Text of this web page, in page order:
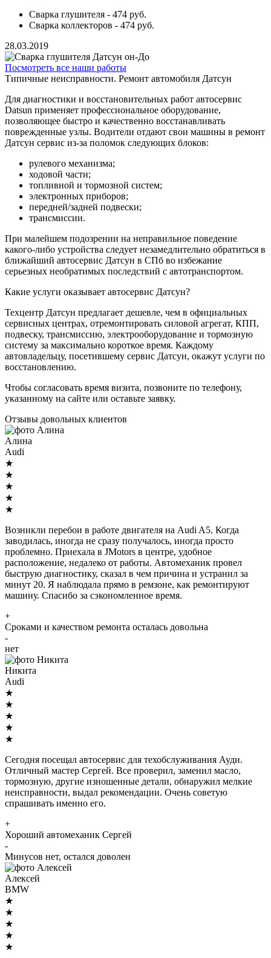
Сварка глушителя - 474 руб.
Сварка коллекторов - 474 руб.
28.03.2019
Посмотреть все наши работы
Типичные неисправности. Ремонт автомобиля Датсун
Для диагностики и восстановительных работ автосервис
Datsun применяет профессиональное оборудование,
позволяющее быстро и качественно восстанавливать
поврежденные узлы. Водители отдают свои машины в ремонт
Датсун сервис из-за поломок следующих блоков:
рулевого механизма;
ходовой части;
топливной и тормозной систем;
электронных приборов;
передней/задней подвески;
трансмиссии.
При малейшем подозрении на неправильное поведение
какого-либо устройства следует незамедлительно обратиться в
ближайший автосервис Датсун в СПб во избежание
серьезных необратимых последствий с автотранспортом.
Какие услуги оказывает автосервис Датсун?
Техцентр Датсун предлагает дешевле, чем в официальных
сервисных центрах, отремонтировать силовой агрегат, КПП,
подвеску, трансмиссию, электрооборудование и тормозную
систему за максимально короткое время. Каждому
автовладельцу, посетившему сервис Датсун, окажут услуги по
восстановлению.
Чтобы согласовать время визита, позвоните по телефону,
указанному на сайте или оставьте заявку.
Отзывы довольных клиентов
Алина
Audi
★
★
★
★
★
Возникли перебои в работе двигателя на Audi A5. Когда
заводилась, иногда не сразу получалось, иногда просто
проблемно. Приехала в JMotors в центре, удобное
расположение, недалеко от работы. Автомеханик провел
быструю диагностику, сказал в чем причина и устранил за
минут 20. Я наблюдала прямо в ремзоне, как ремонтируют
машину. Спасибо за сэкономленное время.
+
Сроками и качеством ремонта осталась довольна
-
нет
Никита
Audi
★
★
★
★
★
Сегодня посещал автосервис для техобслуживания Ауди.
Отличный мастер Сергей. Все проверил, заменил масло,
тормозную, другие изношенные детали, обнаружил мелкие
неисправности, выдал рекомендации. Очень советую
спрашивать именно его.
+
Хороший автомеханик Сергей
-
Минусов нет, остался доволен
Алексей
BMW
★
★
★
★
★